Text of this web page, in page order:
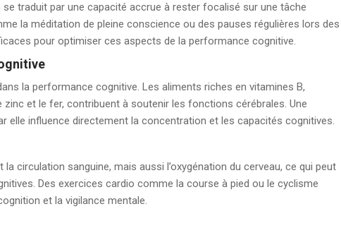
traduit par une capacité accrue à rester focalisé sur une tâche
la méditation de pleine conscience ou des pauses régulières lors des
pour optimiser ces aspects de la performance cognitive.
la performance cognitive. Les aliments riches en vitamines B,
zinc et le fer, contribuent à soutenir les fonctions cérébrales. Une
elle influence directement la concentration et les capacités cognitives.
circulation sanguine, mais aussi l’oxygénation du cerveau, ce qui peut
Des exercices cardio comme la course à pied ou le cyclisme
et la vigilance mentale.